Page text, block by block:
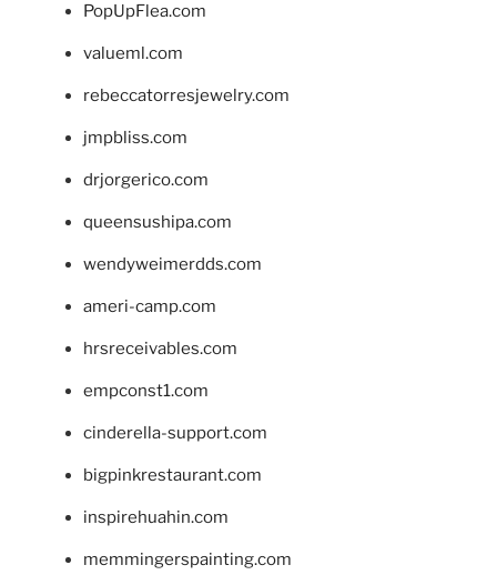
PopUpFlea.com
valueml.com
rebeccatorresjewelry.com
jmpbliss.com
drjorgerico.com
queensushipa.com
wendyweimerdds.com
ameri-camp.com
hrsreceivables.com
empconst1.com
cinderella-support.com
bigpinkrestaurant.com
inspirehuahin.com
memmingerspainting.com